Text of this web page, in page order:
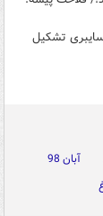
سایبری تشکیل
آبان 98